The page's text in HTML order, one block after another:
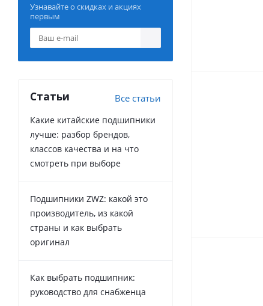
Узнавайте о скидках и акциях
первым
Статьи Все статьи
Какие китайские подшипники
лучше: разбор брендов,
классов качества и на что
смотреть при выборе
Подшипники ZWZ: какой это
производитель, из какой
страны и как выбрать
оригинал
Как выбрать подшипник:
руководство для снабженца